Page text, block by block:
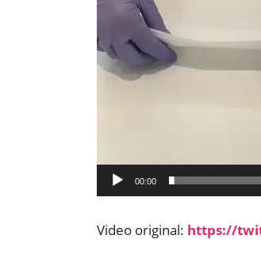
00:00
Video original: https://